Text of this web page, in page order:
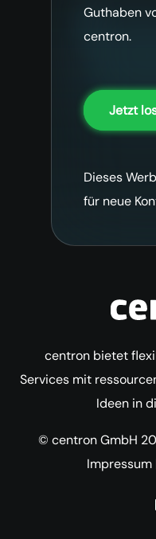
Guthaben
centron.
Jetzt
Dieses
für neue
centron bietet
Services mit
Ideen in
© centron GmbH
Impressum